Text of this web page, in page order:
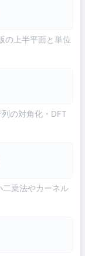
の上半平面と単位
の対角化・DFT
乗法やカーネル